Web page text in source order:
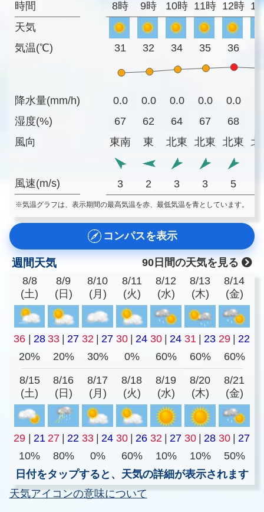
時間
天気
気温(℃)
降水量(mm/h)
湿度(%)
風向
風速(m/s)
8時 9時 10時 11時 12時
31 32 34 35 36
0.0 0.0 0.0 0.0 0.0
67
62 64 67 68
東南
東 北東 北東 北東 北
3 2 3 3 5
※気温グラフは、表示期間の最高気温を赤、最低気温を青としています。
コンパスを表示
週間天気
90日間の天気を見る
8/8
(土)
8/9
(日)
8/10
(月)
8/11
(火)
8/12
(水)
8/13
(木)
8/14
(金)
36 28 33 27 32 27 30 24 30 24 31 23 29
22
20%
20% 30% 0% 60% 60% 60%
8/15
(土)
8/16
(日)
8/17
(月)
8/18
(火)
8/19
(水)
8/20
(木)
8/21
(金)
29 21 27 22 33 24 30 26 32 27 30 28 30
27
10%
80% 0% 60% 10% 10%
50%
日付をタップすると、天気の詳細が表示されます
天気アイコンの意味について